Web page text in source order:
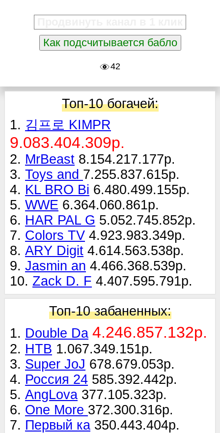
Как подсчитывается бабло
42
Топ-10 богачей:
1. 김프로 KIMPR
9.083.404.309р.
2. MrBeast 8.154.217.177р.
3. Toys and 7.255.837.615р.
4. KL BRO Bi 6.480.499.155р.
5. WWE 6.364.060.861р.
6. HAR PAL G 5.052.745.852р.
7. Colors TV 4.923.983.349р.
8. ARY Digit 4.614.563.538р.
9. Jasmin an 4.466.368.539р.
10. Zack D. F 4.407.595.791р.
Топ-10 забаненных:
1. Double Da 4.246.857.132р.
2. НТВ 1.067.349.151р.
3. Super JoJ 678.679.053р.
4. Россия 24 585.392.442р.
5. AngLova 377.105.323р.
6. One More 372.300.316р.
7. Первый ка 350.443.404р.